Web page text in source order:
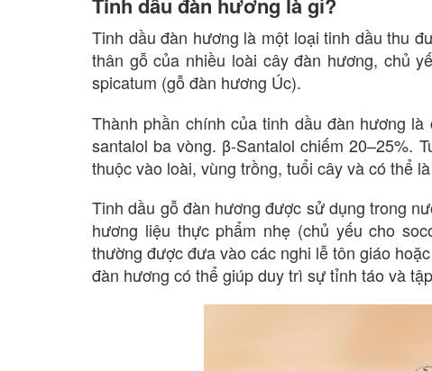
Tinh dầu đàn hương là một loại tinh dầu thu
thân gỗ của nhiều loài cây đàn hương, chủ
spicatum (gỗ đàn hương Úc).
Thành phần chính của tinh dầu đàn hương
santalol ba vòng. β-Santalol chiếm 20–25%.
thuộc vào loài, vùng trồng, tuổi cây và có thể
Tinh dầu gỗ đàn hương được sử dụng trong
hương liệu thực phẩm nhẹ (chủ yếu cho
thường được đưa vào các nghi lễ tôn giáo
đàn hương có thể giúp duy trì sự tỉnh táo và